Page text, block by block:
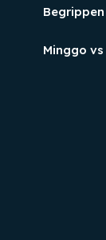
Begrippen
Minggo